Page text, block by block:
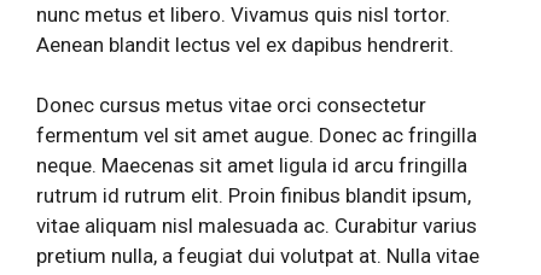
nunc metus et libero. Vivamus quis nisl tortor.
Aenean blandit lectus vel ex dapibus hendrerit.
Donec cursus metus vitae orci consectetur
fermentum vel sit amet augue. Donec ac fringilla
neque. Maecenas sit amet ligula id arcu fringilla
rutrum id rutrum elit. Proin finibus blandit ipsum,
vitae aliquam nisl malesuada ac. Curabitur varius
pretium nulla, a feugiat dui volutpat at. Nulla vitae